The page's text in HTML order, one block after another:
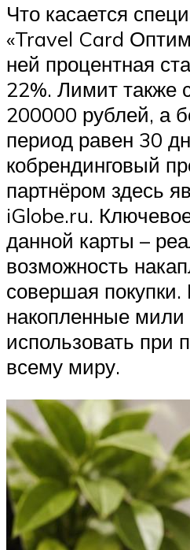
Что касается
«Travel Card
ней процентная
22%. Лимит также
200000 рублей, а
период равен 30
кобрендинговый
партнёром здесь
iGlobe.ru.
данной карты –
возможность
совершая покупки.
накопленные
использовать при
всему миру.